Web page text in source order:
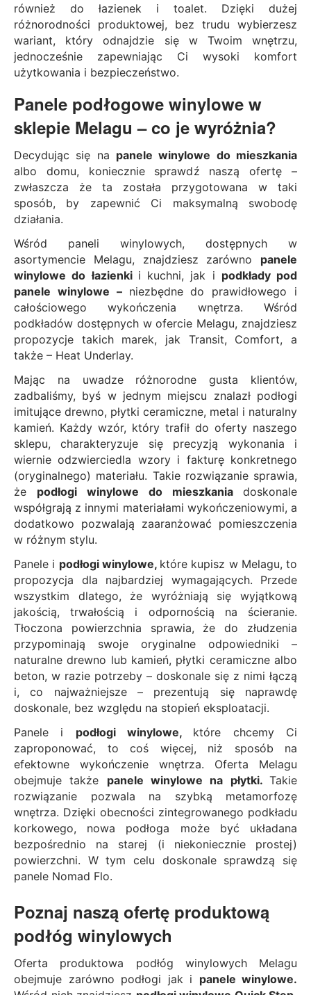
również do łazienek i toalet. Dzięki dużej
różnorodności produktowej, bez trudu wybierzesz
wariant, który odnajdzie się w Twoim wnętrzu,
jednocześnie zapewniając Ci wysoki komfort
użytkowania i bezpieczeństwo.
Panele podłogowe winylowe w
sklepie Melagu – co je wyróżnia?
Decydując się na panele winylowe do mieszkania
albo domu, koniecznie sprawdź naszą ofertę –
zwłaszcza że ta została przygotowana w taki
sposób, by zapewnić Ci maksymalną swobodę
działania.
Wśród paneli winylowych, dostępnych w
asortymencie Melagu, znajdziesz zarówno panele
winylowe do łazienki i kuchni, jak i podkłady pod
panele winylowe – niezbędne do prawidłowego i
całościowego wykończenia wnętrza. Wśród
podkładów dostępnych w ofercie Melagu, znajdziesz
propozycje takich marek, jak Transit, Comfort, a
także – Heat Underlay.
Mając na uwadze różnorodne gusta klientów,
zadbaliśmy, byś w jednym miejscu znalazł podłogi
imitujące drewno, płytki ceramiczne, metal i naturalny
kamień. Każdy wzór, który trafił do oferty naszego
sklepu, charakteryzuje się precyzją wykonania i
wiernie odzwierciedla wzory i fakturę konkretnego
(oryginalnego) materiału. Takie rozwiązanie sprawia,
że podłogi winylowe do mieszkania doskonale
współgrają z innymi materiałami wykończeniowymi, a
dodatkowo pozwalają zaaranżować pomieszczenia
w różnym stylu.
Panele i podłogi winylowe, które kupisz w Melagu, to
propozycja dla najbardziej wymagających. Przede
wszystkim dlatego, że wyróżniają się wyjątkową
jakością, trwałością i odpornością na ścieranie.
Tłoczona powierzchnia sprawia, że do złudzenia
przypominają swoje oryginalne odpowiedniki –
naturalne drewno lub kamień, płytki ceramiczne albo
beton, w razie potrzeby – doskonale się z nimi łączą
i, co najważniejsze – prezentują się naprawdę
doskonale, bez względu na stopień eksploatacji.
Panele i podłogi winylowe, które chcemy Ci
zaproponować, to coś więcej, niż sposób na
efektowne wykończenie wnętrza. Oferta Melagu
obejmuje także panele winylowe na płytki.Takie
rozwiązanie pozwala na szybką metamorfozę
wnętrza. Dzięki obecności zintegrowanego podkładu
korkowego, nowa podłoga może być układana
bezpośrednio na starej (i niekoniecznie prostej)
powierzchni. W tym celu doskonale sprawdzą się
panele Nomad Flo.
Poznaj naszą ofertę produktową
podłóg winylowych
Oferta produktowa podłóg winylowych Melagu
obejmuje zarówno podłogi jak i panele winylowe.